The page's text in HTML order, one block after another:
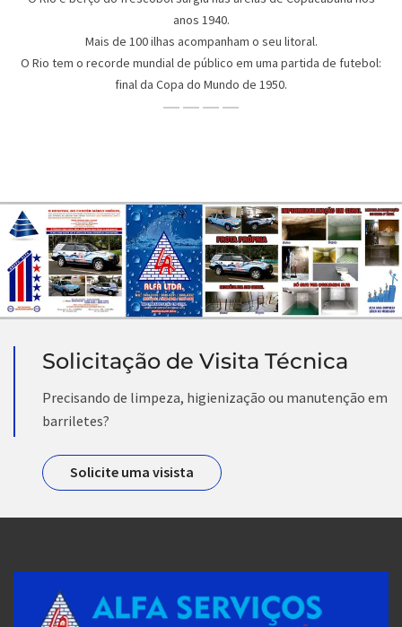
anos 1940.
Mais de 100 ilhas acompanham o seu litoral.
O Rio tem o recorde mundial de público em uma partida de futebol:
final da Copa do Mundo de 1950.
Solicitação de Visita Técnica
Precisando de limpeza, higienização ou manutenção em
barriletes?
Solicite uma visista